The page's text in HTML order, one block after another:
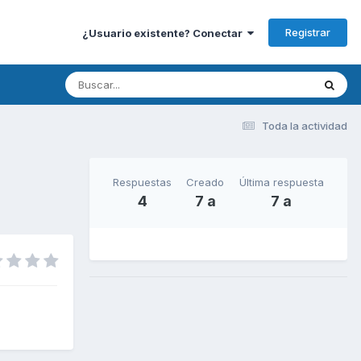
¿Usuario existente? Conectar Registrar
Toda la actividad
Respuestas
4
Creado
7 a
Última respuesta
7 a